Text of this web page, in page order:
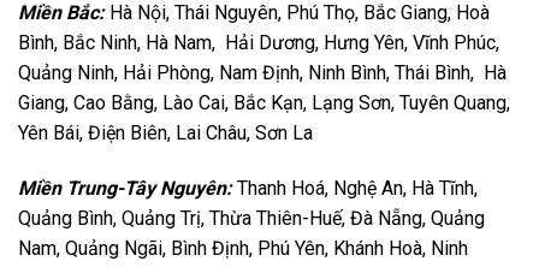
Miền Bắc: Hà Nội, Thái Nguyên, Phú Thọ, Bắc Giang, Hoà
Bình, Bắc Ninh, Hà Nam, Hải Dương, Hưng Yên, Vĩnh Phúc,
Quảng Ninh, Hải Phòng, Nam Định, Ninh Bình, Thái Bình, Hà
Giang, Cao Bằng, Lào Cai, Bắc Kạn, Lạng Sơn, Tuyên Quang,
Yên Bái, Điện Biên, Lai Châu, Sơn La
Miền Trung-Tây Nguyên:Thanh Hoá, Nghệ An, Hà Tĩnh,
Quảng Bình, Quảng Trị, Thừa Thiên-Huế, Đà Nẵng, Quảng
Nam, Quảng Ngãi, Bình Định, Phú Yên, Khánh Hoà, Ninh